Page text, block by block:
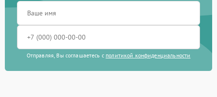
Отправляя, Вы соглашаетесь с политикой конфиденциальности